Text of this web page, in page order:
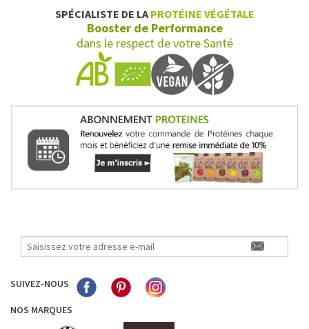
SPÉCIALISTE DE LA PROTÉINE VÉGÉTALE
Booster de Performance
dans le respect de votre Santé
SUIVEZ-NOUS
NOS MARQUES